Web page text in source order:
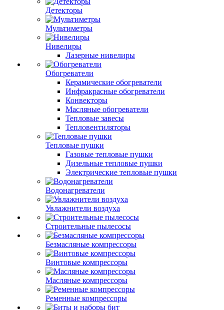
Детекторы
Мультиметры
Нивелиры
Лазерные нивелиры
Обогреватели
Керамические обогреватели
Инфракрасные обогреватели
Конвекторы
Масляные обогреватели
Тепловые завесы
Тепловентиляторы
Тепловые пушки
Газовые тепловые пушки
Дизельные тепловые пушки
Электрические тепловые пушки
Водонагреватели
Увлажнители воздуха
Строительные пылесосы
Безмасляные компрессоры
Винтовые компрессоры
Масляные компрессоры
Ременные компрессоры